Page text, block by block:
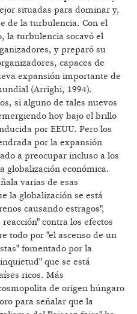
situadas para dominar y,
de la turbulencia. Con el
la turbulencia socavó el
y preparó su
capaces de
expansión importante de
(Arrighi, 1994).
si alguno de tales nuevos
hoy bajo el brillo
por EEUU. Pero los
por la expansión
a preocupar incluso a los
globalización económica.
varias de esas
la globalización se está
causando estragos",
contra los efectos
todo por "el ascenso de un
fomentado por la
que se está
ricos. Más
de origen húngaro
para señalar que la